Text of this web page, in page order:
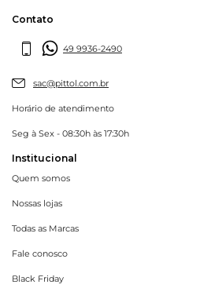
Contato
49 9936-2490
sac@pittol.com.br
Horário de atendimento
Seg à Sex - 08:30h às 17:30h
Institucional
Quem somos
Nossas lojas
Todas as Marcas
Fale conosco
Black Friday